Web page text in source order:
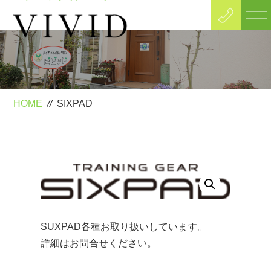
Product
SIXPAD
HOME // SIXPAD
SUXPAD各種お取り扱いしています。
詳細はお問合せください。